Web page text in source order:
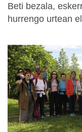
Beti bezala,
hurrengo urtean